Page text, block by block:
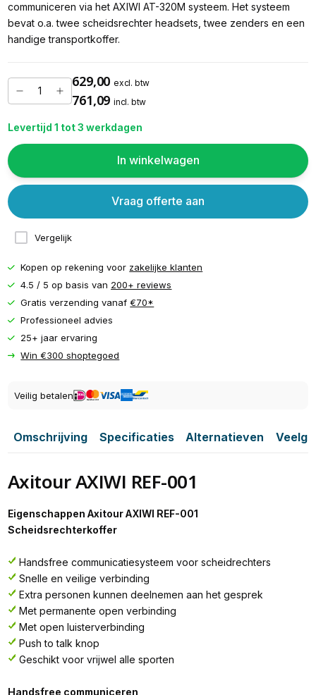
communiceren via het AXIWI AT-320M systeem. Het systeem
bevat o.a. twee scheidsrechter headsets, twee zenders en een
handige transportkoffer.
629,00 excl. btw
761,09 incl. btw
Levertijd 1 tot 3 werkdagen
In winkelwagen
Vergelijk
Vraag offerte aan
Kopen op rekening voor zakelijke klanten
4.5 / 5 op basis van 200+ reviews
Gratis verzending vanaf€70*
Professioneel advies
25+ jaar ervaring
Win €300 shoptegoed
Veilig betalen
Omschrijving Specificaties Alternatieven
Axitour AXIWI REF-001
Eigenschappen Axitour AXIWI REF-001
Scheidsrechterkoffer
Handsfree communicatiesysteem voor scheidrechters
Snelle en veilige verbinding
Extra personen kunnen deelnemen aan het gesprek
Met permanente open verbinding
Met open luisterverbinding
Push to talk knop
Geschikt voor vrijwel alle sporten
Handsfree communiceren